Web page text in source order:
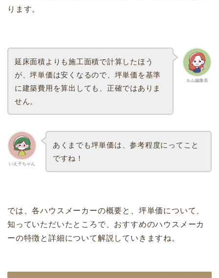
ります。
ルム編集長
延床面積よりも施工面積で計算したほう
が、坪単価は安くなるので、坪単価を基準
に建築費用を算出しても、正確ではありま
せん。
いえ子ちゃん
あくまでも坪単価は、参考程度にってこと
ですね！
では、各ハウスメーカーの概要と、坪単価について、
知っていただいたところで、おすすめのハウスメーカ
ーの特徴と詳細について解説していきますね。